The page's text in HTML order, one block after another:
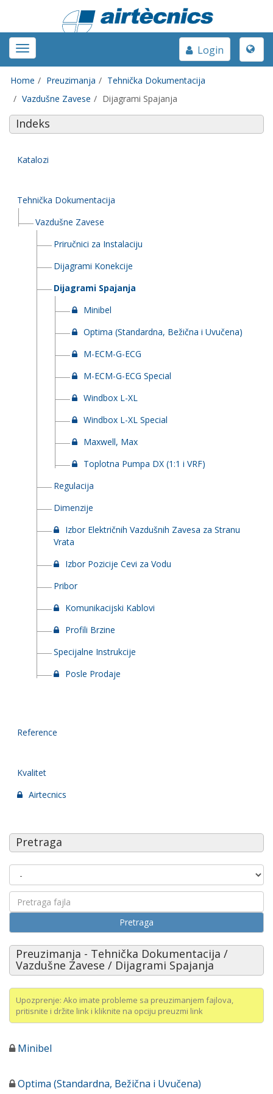
Toggle
navigation
Toggle
Login
Home Preuzimanja
Tehnička Dokumentacija
Vazdušne Zavese
Dijagrami Spajanja
Indeks
Katalozi
Tehnička Dokumentacija
Vazdušne Zavese
Priručnici za Instalaciju
Dijagrami Konekcije
Dijagrami Spajanja
Minibel
Optima (Standardna, Bežična i Uvučena)
M-ECM-G-ECG
M-ECM-G-ECG Special
Windbox L-XL
Windbox L-XL Special
Maxwell, Max
Toplotna Pumpa DX (1:1 i VRF)
Regulacija
Dimenzije
Izbor Električnih Vazdušnih Zavesa za Stranu
Vrata
Izbor Pozicije Cevi za Vodu
Pribor
Komunikacijski Kablovi
Profili Brzine
Specijalne Instrukcije
Posle Prodaje
Reference
Kvalitet
Airtecnics
Pretraga
Pretraga
Preuzimanja - Tehnička Dokumentacija /
Vazdušne Zavese / Dijagrami Spajanja
Upozprenje: Ako imate probleme sa preuzimanjem fajlova,
pritisnite i držite link i kliknite na opciju preuzmi link
Minibel
Optima (Standardna, Bežična i Uvučena)